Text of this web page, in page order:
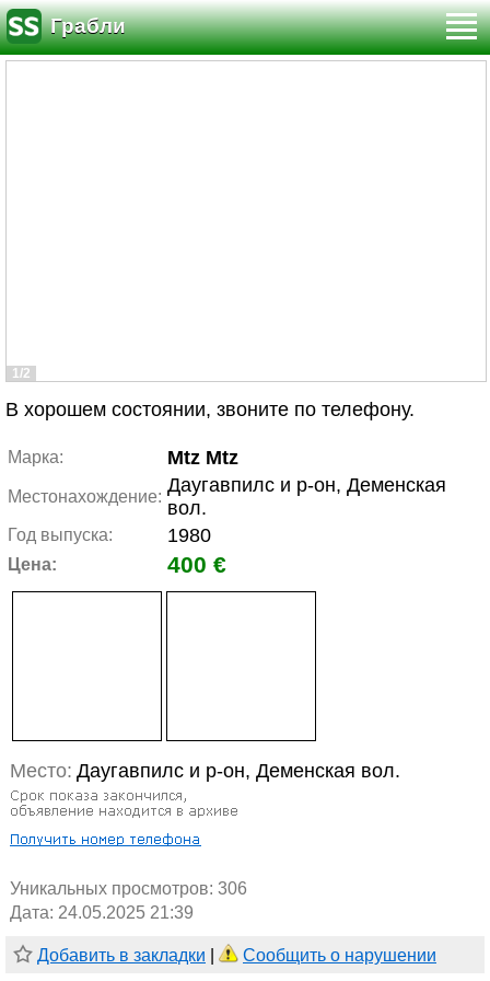
Грабли
1/2
В хорошем состоянии, звоните по телефону.
Марка: Mtz Mtz
Местонахождение:
Даугавпилс и р-он, Деменская
вол.
Год выпуска: 1980
Цена: 400 €
Место: Даугавпилс и р-он, Деменская вол.
Уникальных просмотров: 306
Дата: 24.05.2025 21:39
Добавить в закладки Сообщить о нарушении